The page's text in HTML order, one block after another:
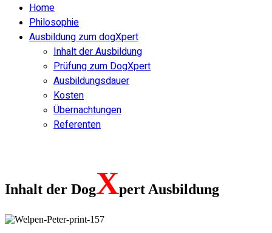
Home
Philosophie
Ausbildung zum dogXpert
Inhalt der Ausbildung
Prüfung zum DogXpert
Ausbildungsdauer
Kosten
Übernachtungen
Referenten
Inhalt der DogXpert Ausbildung